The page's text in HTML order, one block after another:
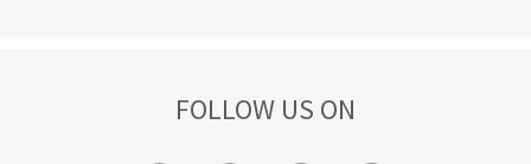
毎シーズン 洗濯OK 洗濯機で洗える
FOLLOW US ON